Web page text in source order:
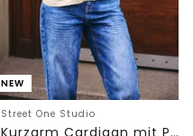
NEW
Street One Studio